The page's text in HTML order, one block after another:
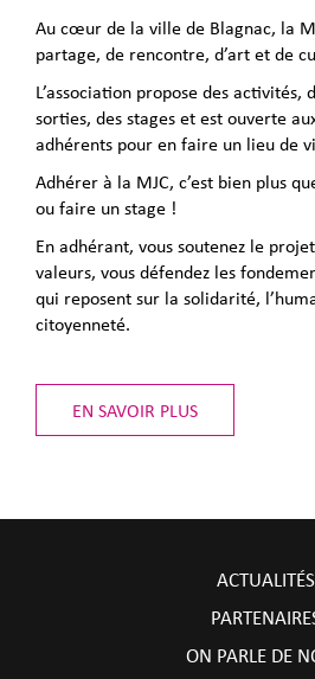
Au cœur de la ville de Blagnac, la
partage, de rencontre, d’art et de
L’association propose des activités,
sorties, des stages et est ouverte
adhérents pour en faire un lieu de
Adhérer à la MJC, c’est bien plus
ou faire un stage !
En adhérant, vous soutenez le
valeurs, vous défendez les
qui reposent sur la solidarité,
citoyenneté.
EN SAVOIR PLUS
ACTUALITÉS
ON PARLE DE